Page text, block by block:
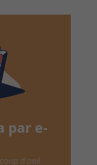
par e-
d'oeil